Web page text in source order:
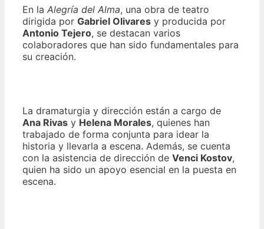
En la Alegría del Alma, una obra de teatro
dirigida por Gabriel Olivares y producida por
Antonio Tejero, se destacan varios
colaboradores que han sido fundamentales para
su creación.
La dramaturgia y dirección están a cargo de
Ana Rivas y Helena Morales, quienes han
trabajado de forma conjunta para idear la
historia y llevarla a escena. Además, se cuenta
con la asistencia de dirección de Venci Kostov,
quien ha sido un apoyo esencial en la puesta en
escena.